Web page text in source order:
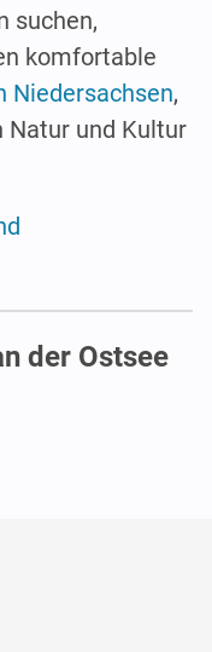
suchen,
komfortable
Niedersachsen,
Natur und Kultur
der Ostsee